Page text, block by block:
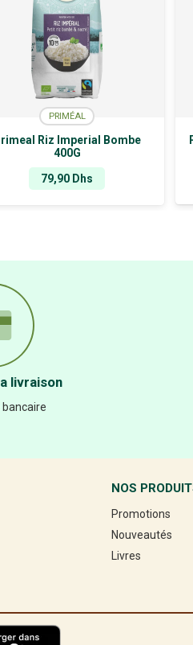
PRIMÉAL
Riz Imperial Bombe
400G
79,90 Dhs
livraison
NOS
Promotions
Nouveautés
Livres